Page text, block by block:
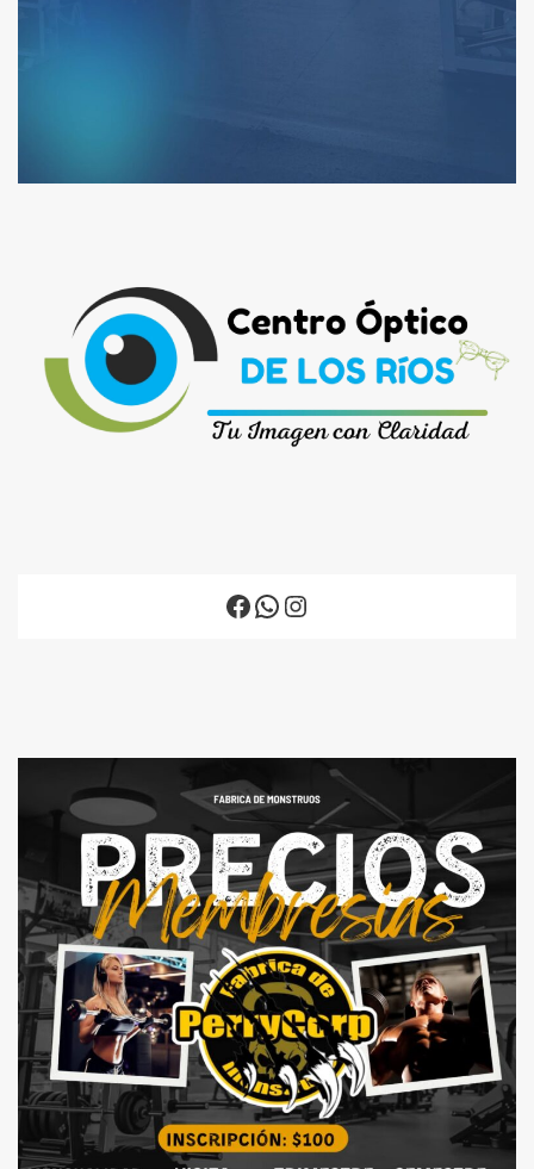
Facebook
WhatsApp
Instagram